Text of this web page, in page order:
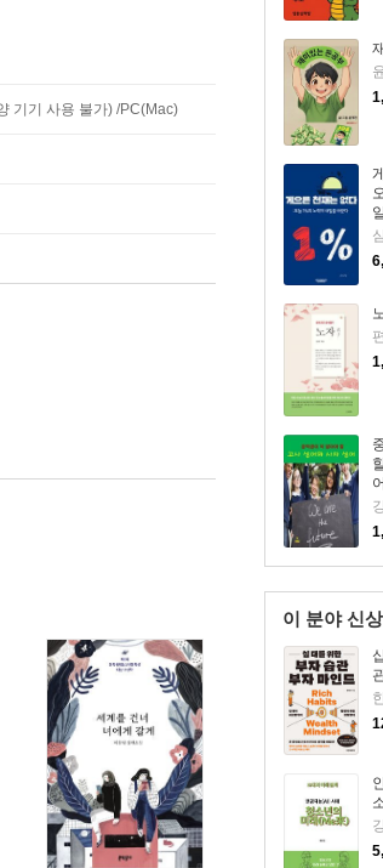
어
이 분야 신
기기 사용 불가) /PC(Mac)